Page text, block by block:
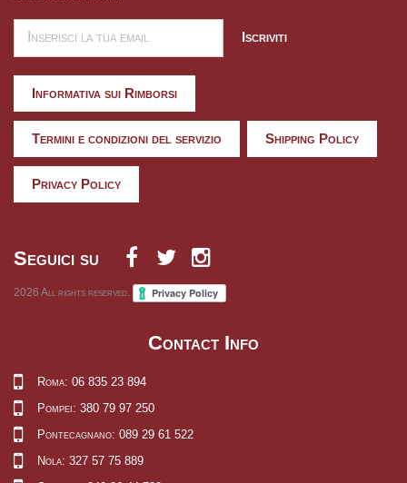
Iscriviti
Informativa sui Rimborsi
Termini e condizioni del servizio Shipping Policy
Privacy Policy
Seguici su
2026 All rights reserved.
Contact Info
Roma: 06 835 23 894
Pompei: 380 79 97 250
Pontecagnano: 089 29 61 522
Nola: 327 57 75 889